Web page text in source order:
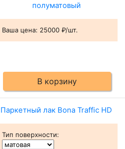
полуматовый
Ваша цена: 25000 ₽/шт.
В корзину
Паркетный лак Bona Traffic HD
Тип поверхности: